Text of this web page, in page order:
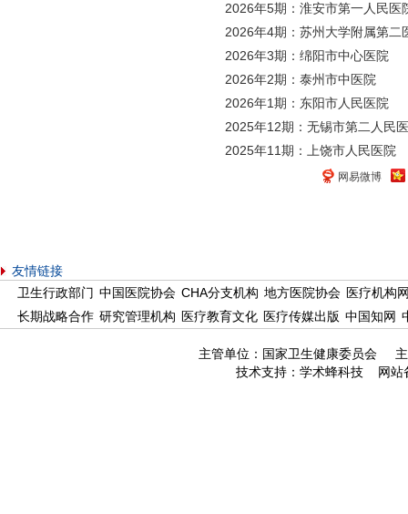
2026年5期：淮安市第一人民医
2026年4期：苏州大学附属第二
2026年3期：绵阳市中心医院
2026年2期：泰州市中医院
2026年1期：东阳市人民医院
2025年12期：无锡市第二人民
2025年11期：上饶市人民医院
网易微博
友情链接
卫生行政部门 中国医院协会 CHA分支机构 地方医院协会 医疗机构
长期战略合作 研究管理机构 医疗教育文化 医疗传媒出版 中国知网
主管单位：国家卫生健康委员会
技术支持：学术蜂科技 网站